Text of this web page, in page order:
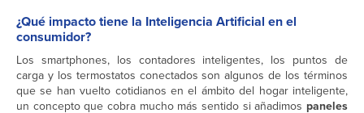
¿Qué impacto tiene la Inteligencia Artificial en el
consumidor?
Los smartphones, los contadores inteligentes, los puntos de
carga y los termostatos conectados son algunos de los términos
que se han vuelto cotidianos en el ámbito del hogar inteligente,
un concepto que cobra mucho más sentido si añadimos paneles